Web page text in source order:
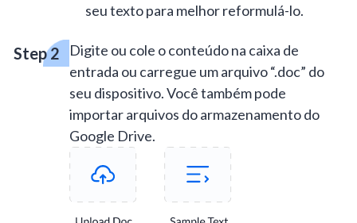
seu texto para melhor reformulá-lo.
Digite ou cole o conteúdo na caixa de
entrada ou carregue um arquivo “.doc” do
seu dispositivo. Você também pode
importar arquivos do armazenamento do
Google Drive.